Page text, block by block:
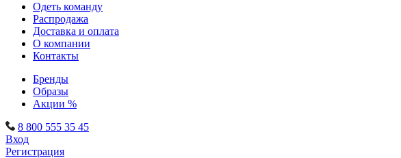
Одеть команду
Распродажа
Доставка и оплата
О компании
Контакты
Бренды
Образы
Акции %
8 800 555 35 45
Вход
Регистрация